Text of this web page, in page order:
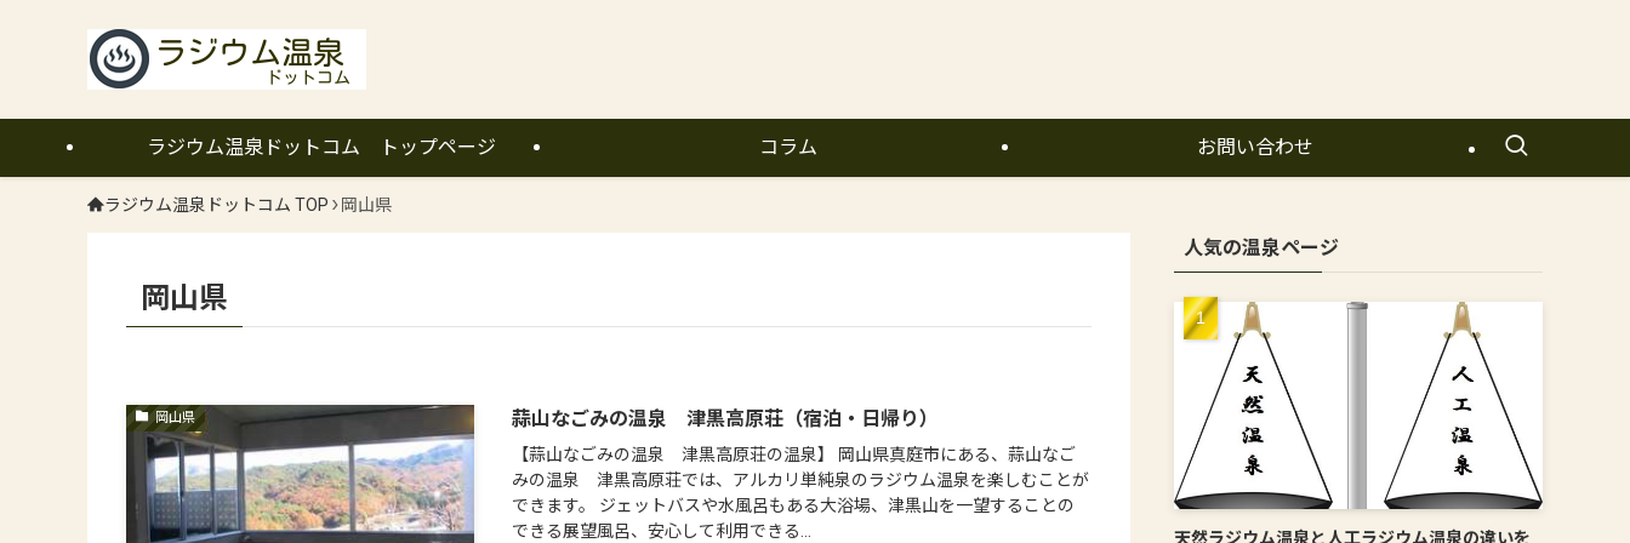
ラジウム温泉ドットコム トップページ コラム お問い合わせ
ラジウム温泉ドットコム TOP 岡山県
岡山県
岡山県 蒜山なごみの温泉 津黒高原荘（宿泊・日帰り）
【蒜山なごみの温泉 津黒高原荘の温泉】 岡山県真庭市にある、蒜山なご
みの温泉 津黒高原荘では、アルカリ単純泉のラジウム温泉を楽しむことが
できます。 ジェットバスや水風呂もある大浴場、津黒山を一望することの
できる展望風呂、安心して利用できる...
人気の温泉ページ
天然ラジウム温泉と人工ラジウム温泉の違いを